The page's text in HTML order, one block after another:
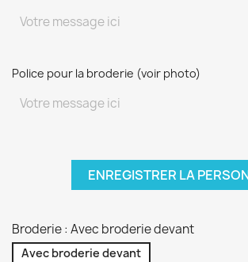
Police pour la broderie (voir photo)
ENREGISTRER LA
Broderie : Avec broderie devant
Avec broderie devant